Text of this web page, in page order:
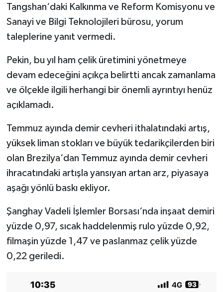
Tangshan‘daki Kalkınma ve Reform Komisyonu ve
Sanayi ve Bilgi Teknolojileri bürosu, yorum
taleplerine yanıt vermedi.
Pekin, bu yıl ham çelik üretimini yönetmeye
devam edeceğini açıkça belirtti ancak zamanlama
ve ölçekle ilgili herhangi bir önemli ayrıntıyı henüz
açıklamadı.
Temmuz ayında demir cevheri ithalatındaki artış,
yüksek liman stokları ve büyük tedarikçilerden biri
olan Brezilya‘dan Temmuz ayında demir cevheri
ihracatındaki artışla yansıyan artan arz, piyasaya
aşağı yönlü baskı ekliyor.
Şanghay Vadeli İşlemler Borsası‘nda inşaat demiri
yüzde 0,97, sıcak haddelenmiş rulo yüzde 0,92,
filmaşin yüzde 1,47 ve paslanmaz çelik yüzde
0,22 geriledi.